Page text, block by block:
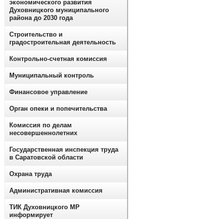
экономического развития
Духовницкого муниципального
района до 2030 года
Строительство и
градостроительная деятельность
Контрольно-счетная комиссия
Муниципальный контроль
Финансовое управление
Орган опеки и попечительства
Комиссия по делам
несовершеннолетних
Государственная инспекция труда
в Саратовской области
Охрана труда
Административная комиссия
ТИК Духовницкого МР
информирует